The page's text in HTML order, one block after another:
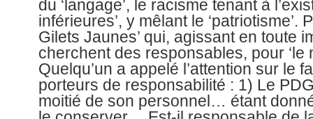
du ‘langage’, le racisme tenant à
inférieures’, y mêlant le ‘patriotisme’.
Gilets Jaunes’ qui, agissant en toute
cherchent des responsables, pour ‘le
Quelqu’un a appelé l’attention sur le
porteurs de responsabilité : 1) Le
moitié de son personnel… étant